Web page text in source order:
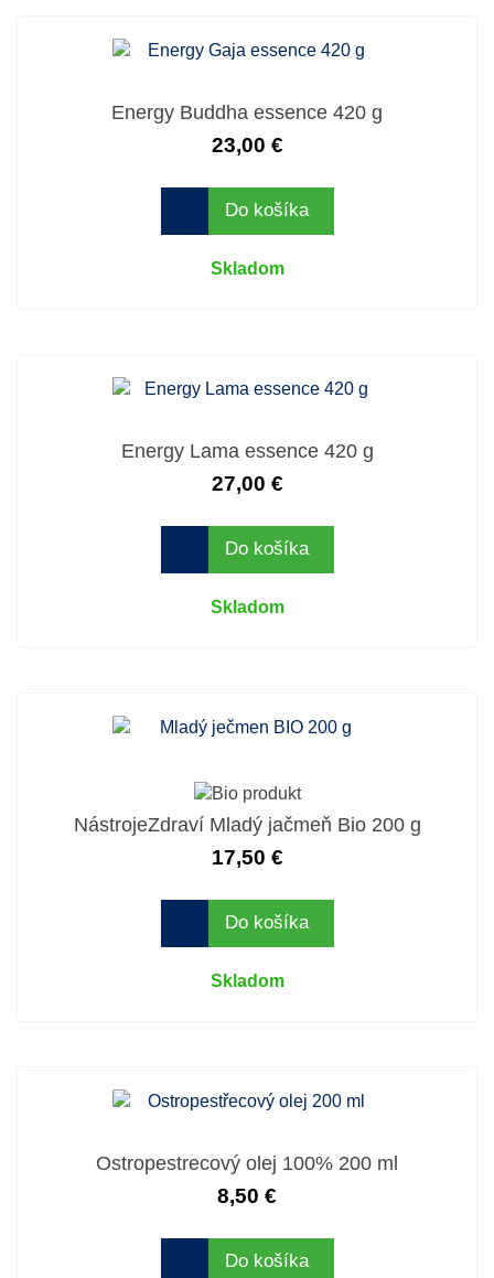
Energy Buddha essence 420 g
23,00 €
Do košíka
Skladom
Energy Lama essence 420 g
27,00 €
Do košíka
Skladom
NástrojeZdraví Mladý jačmeň Bio 200 g
17,50 €
Do košíka
Skladom
Ostropestrecový olej 100% 200 ml
8,50 €
Do košíka